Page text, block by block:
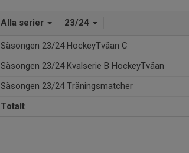
Alla serier 23/24
Säsongen 23/24 HockeyTvåan C
Säsongen 23/24 Kvalserie B HockeyTvåan
Säsongen 23/24 Träningsmatcher
Totalt